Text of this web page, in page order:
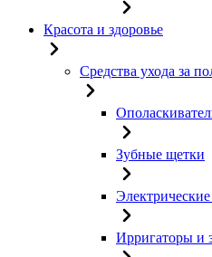
Красота и здоровье
Средства ухода за
Зубные щетки
Ирригаторы и